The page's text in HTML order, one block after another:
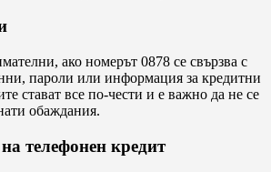
ако номерът 0878 се свързва с
пароли или информация за кредитни
стават все по-чести и е важно да не се
обаждания.
телефонен кредит